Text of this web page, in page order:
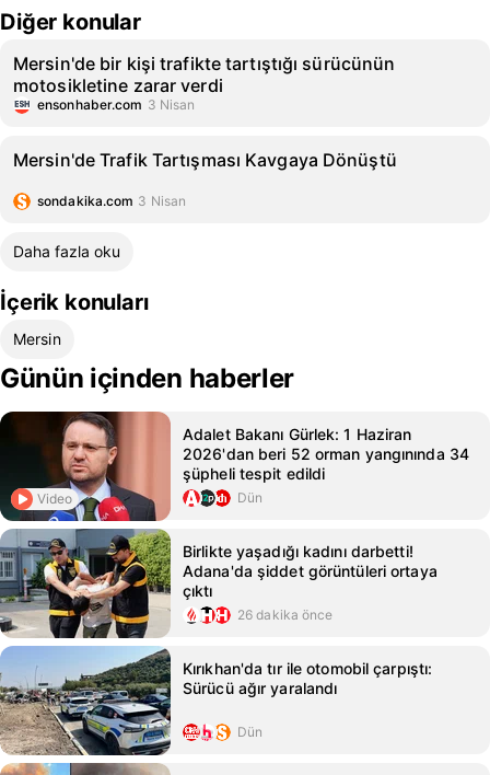
Diğer konular
Mersin'de bir kişi trafikte tartıştığı sürücünün
motosikletine zarar verdi
ensonhaber.com 3 Nisan
Mersin'de Trafik Tartışması Kavgaya Dönüştü
sondakika.com 3 Nisan
Daha fazla oku
İçerik konuları
Mersin
Günün içinden haberler
Video
Adalet Bakanı Gürlek: 1 Haziran
2026'dan beri 52 orman yangınında 34
şüpheli tespit edildi
Dün
Birlikte yaşadığı kadını darbetti!
Adana'da şiddet görüntüleri ortaya
çıktı
26 dakika önce
Kırıkhan'da tır ile otomobil çarpıştı:
Sürücü ağır yaralandı
Dün